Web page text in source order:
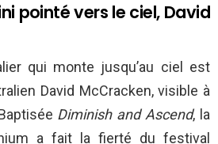
pointé vers le ciel, David
qui monte jusqu’au ciel est
David McCracken, visible à
Diminish and Ascend, la
a fait la fierté du festival